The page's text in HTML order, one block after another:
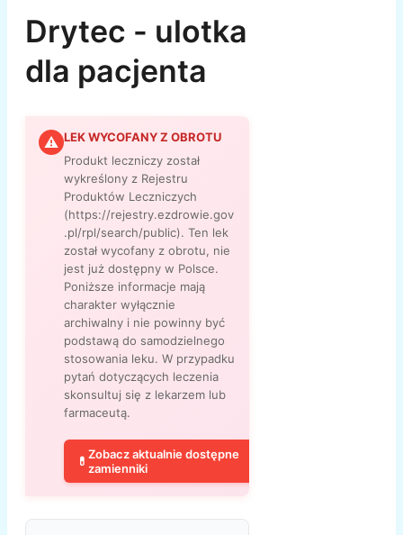
Drytec - ulotka
dla pacjenta
⚠ LEK WYCOFANY Z OBROTU
Produkt leczniczy został
wykreślony z Rejestru
Produktów Leczniczych
(https://rejestry.ezdrowie.gov
.pl/rpl/search/public). Ten lek
został wycofany z obrotu, nie
jest już dostępny w Polsce.
Poniższe informacje mają
charakter wyłącznie
archiwalny i nie powinny być
podstawą do samodzielnego
stosowania leku. W przypadku
pytań dotyczących leczenia
skonsultuj się z lekarzem lub
farmaceutą.
💊 Zobacz aktualnie dostępne
zamienniki